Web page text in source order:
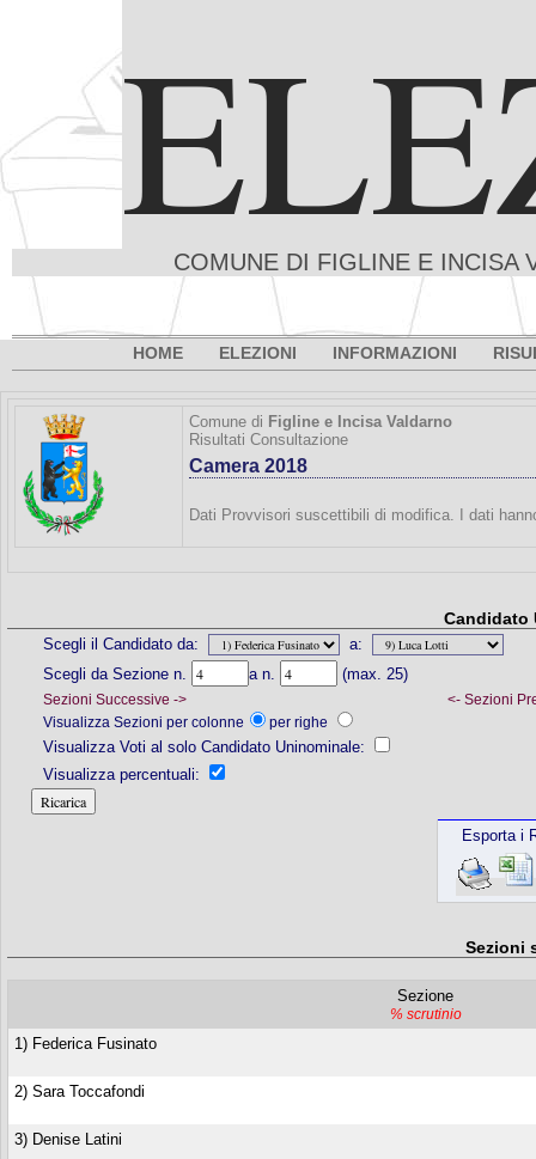
COMUNE DI FIGLINE E INCISA
HOME ELEZIONI INFORMAZIONI
Comune di Figline e Incisa Valdarno
Risultati Consultazione
Camera 2018
Dati Provvisori suscettibili di modifica. I dati
Candidato
Scegli il Candidato da:
a:
Scegli da Sezione n.
a n. (max. 25)
<- Sezioni
Sezioni Successive ->
Visualizza Sezioni per colonne
per righe
Visualizza Voti al solo Candidato Uninominale:
Visualizza percentuali:
Esporta i
Sezioni
Sezione
% scrutinio
1) Federica Fusinato
2) Sara Toccafondi
3) Denise Latini